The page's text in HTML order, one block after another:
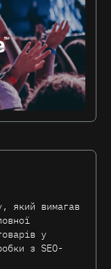
який вимагав
у
з SEO-